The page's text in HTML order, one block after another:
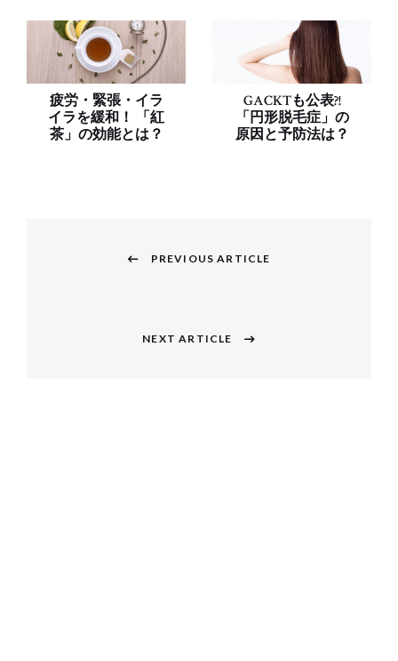
疲労・緊張・イラ
イラを緩和！ 「紅
茶」の効能とは？
GACKTも公表?!
「円形脱毛症」の
原因と予防法は？
PREVIOUS ARTICLE
NEXT ARTICLE